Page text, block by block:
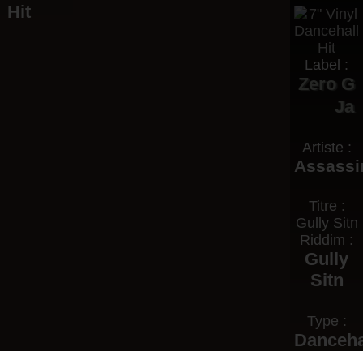
Hit
Label :
Zero G
Ja
Artiste :
Titre :
Gully Sitn
Riddim :
Gully
Sitn
Type :